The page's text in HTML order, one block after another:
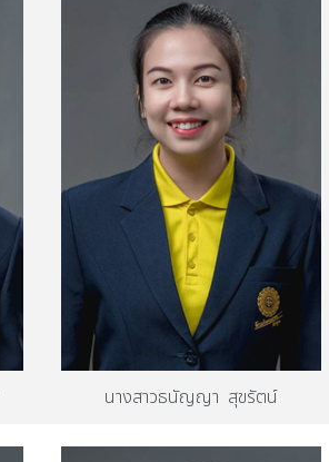
นางสาวธนัญญา สุขรัตน์